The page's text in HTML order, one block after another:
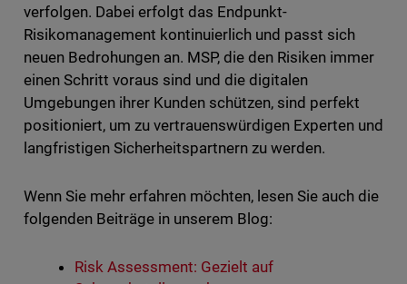
verfolgen. Dabei erfolgt das Endpunkt-
Risikomanagement kontinuierlich und passt sich
neuen Bedrohungen an. MSP, die den Risiken immer
einen Schritt voraus sind und die digitalen
Umgebungen ihrer Kunden schützen, sind perfekt
positioniert, um zu vertrauenswürdigen Experten und
langfristigen Sicherheitspartnern zu werden.
Wenn Sie mehr erfahren möchten, lesen Sie auch die
folgenden Beiträge in unserem Blog:
Risk Assessment: Gezielt auf